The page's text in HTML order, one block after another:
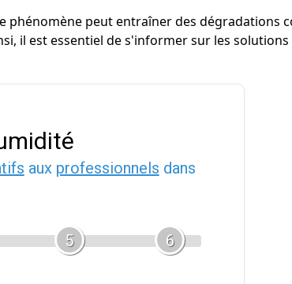
phénomène peut entraîner des dégradations
il est essentiel de s'informer sur les
aux professionnels dans
5 6